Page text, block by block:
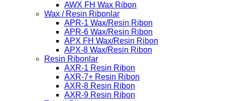
AWX FH Wax Ribon
Wax / Resin Ribonlar
APR-1 Wax/Resin Ribon
APR-6 Wax/Resin Ribon
APX FH Wax/Resin Ribon
APX-8 Wax/Resin Ribon
Resin Ribonlar
AXR-1 Resin Ribon
AXR-7+ Resin Ribon
AXR-8 Resin Ribon
AXR-9 Resin Ribon